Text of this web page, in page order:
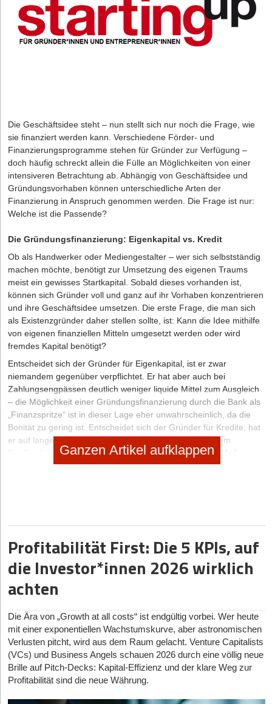
Die Geschäftsidee steht – nun stellt sich nur noch die Frage, wie
sie finanziert werden kann. Verschiedene Förder- und
Finanzierungsprogramme stehen für Gründer zur Verfügung –
doch häufig schreckt allein die Fülle an Möglichkeiten von einer
intensiveren Betrachtung ab. Abhängig von Geschäftsidee und
Gründungsvorhaben können unterschiedliche Arten der
Finanzierung in Anspruch genommen werden. Die Frage ist nur:
Welche ist die Passende?
Die Gründungsfinanzierung: Eigenkapital vs. Kredit
Ob als Handwerker oder Mediengestalter – wer sich selbstständig
machen möchte, benötigt zur Umsetzung des eigenen Traums
meist ein gewisses Startkapital. Sobald dieses vorhanden ist,
können sich Gründer voll und ganz auf ihr Vorhaben konzentrieren
und ihre Geschäftsidee umsetzen. Die erste Frage, die man sich
als Existenzgründer daher stellen sollte, ist: Kann die Idee mithilfe
von eigenen finanziellen Mitteln umgesetzt werden oder wird
fremdes Kapital benötigt?
Entscheidet sich der Gründer für Eigenkapital, ist er zwar
niemandem gegenüber verpflichtet. Er hat aber auch bei
Zahlungsengpässen deutlich weniger liquide Mittel zum Ausgleich
– die Möglichkeit einer Gründungsfinanzierung durch die Bank als
„Finanzspritze“ ist in dieser Lage eher unwahrscheinlich, da die
Bonität zu gering ist. Entscheidet sich der Gründer für Kredite, hat
er auf lange Sicht zwar eine Verpflichtung gegenüber dem
Kreditgeber. Gleichzeitig eröffnet er sich damit aber von Anfang an
eine überschaubare Zahlungslast aufgrund einer festgelegten
Was ist vor der Kreditaufnahme zu bedenken?
Einnahmen des jungen Unternehmens ausgeglichen werden, steht
einer Kreditaufnahme nichts im Weg. Denn damit kann sich ein
Gründer das langfristige Wachstum seines Unternehmens sichern
und es gleichzeitig wettbewerbsfähig machen. Doch bevor ein
Kredit für eine Existenzgründung aufgenommen werden kann,
sollte sich der Gründer über folgende Punkte im Klaren sein:
Was ist die Geschäftsidee?
Gibt es einen Businessplan?
Wo soll das Geschäftskonto eröffnet werden?
Ganzen Artikel aufklappen
Profitabilität First: Die 5 KPIs, auf
die Investor*innen 2026 wirklich
achten
Die Ära von „Growth at all costs“ ist endgültig vorbei. Wer heute
mit einer exponentiellen Wachstumskurve, aber astronomischen
Verlusten pitcht, wird aus dem Raum gelacht. Venture Capitalists
(VCs) und Business Angels schauen 2026 durch eine völlig neue
Brille auf Pitch-Decks: Kapital-Effizienz und der klare Weg zur
Profitabilität sind die neue Währung.